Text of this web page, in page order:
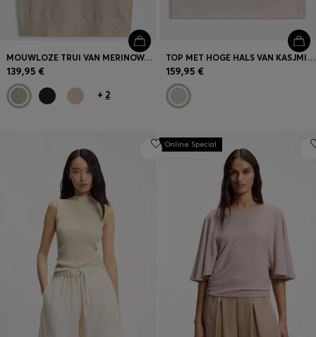
MOUWLOZE TRUI VAN MERINOWOL MET HOGE HALS
139,95 €
+ 2
TOP MET HOGE HALS VAN KASJMIER EN SCHEERWOL
159,95 €
Online Special